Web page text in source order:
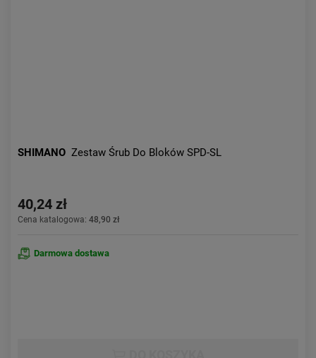
SHIMANO Zestaw Śrub Do Bloków SPD-SL
40,24 zł
Cena katalogowa: 48,90 zł
Darmowa dostawa